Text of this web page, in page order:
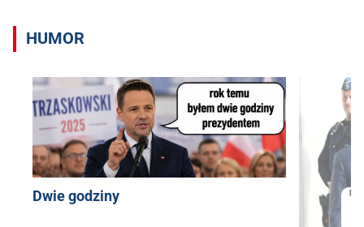
HUMOR
Dwie godziny